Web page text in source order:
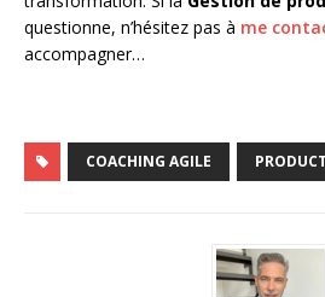
questionne, n’hésitez pas à me
accompagner…
COACHING AGILE